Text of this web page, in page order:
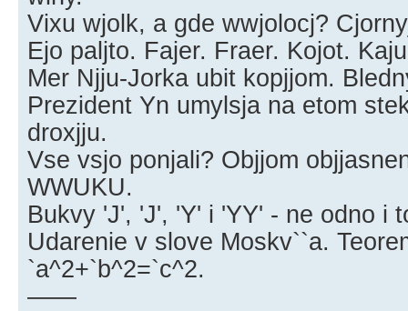
Vixu wjolk, a gde wwjolocj?
Ejo paljto. Fajer. Fraer. Kojot.
Mer Njju-Jorka ubit kopjjom.
Prezident Yn umylsja na etom
droxjju.
Vse vsjo ponjali? Objjom
WWUKU.
Bukvy 'J', 'J', 'Y' i 'YY' - ne odno i
Udarenie v slove Moskv``a.
`a^2+`b^2=`c^2.
——